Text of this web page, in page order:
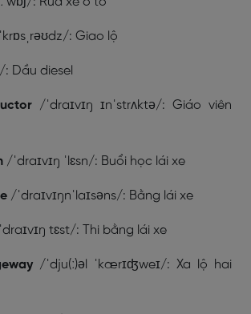
: Giao lộ
: Dầu diesel
/ˈdraɪvɪŋ ɪnˈstrʌktə/: Giáo viên
/ˈdraɪvɪŋ ˈlɛsn/: Buổi học lái xe
/ˈdraɪvɪŋnˈlaɪsəns/: Bằng lái xe
tɛst/: Thi bằng lái xe
/ˈdju(ː)əl ˈkærɪʤweɪ/: Xa lộ hai